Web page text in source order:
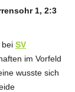
1, 2:3
bei SV
im Vorfeld
wusste sich